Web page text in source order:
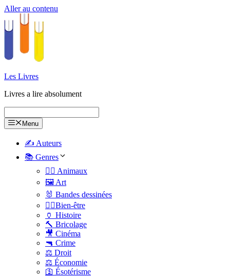
Aller au contenu
Les Livres
Livres a lire absolument
Menu
✍️ Auteurs
📚 Genres
🐕‍🦺 Animaux
🖼️ Art
🐰 Bandes dessinées
🧑‍⚕️Bien-être
🏺 Histoire
🔨 Bricolage
🎥 Cinéma
🔫 Crime
⚖️ Droit
⚖️ Économie
🛐 Ésotérisme